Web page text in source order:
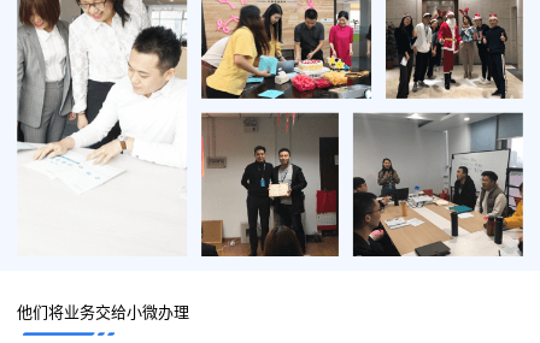
他们将业务交给小微办理